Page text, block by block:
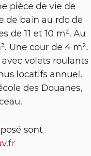
pièce de vie de
de bain au rdc de
de 11 et 10 m². Au
Une cour de 4 m².
volets roulants
locatifs annuel.
des Douanes,
sont